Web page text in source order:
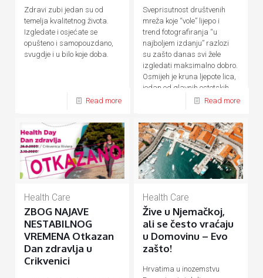
Zdravi zubi jedan su od
temelja kvalitetnog života.
Izgledate i osjećate se
opušteno i samopouzdano,
svugdje i u bilo koje doba.
Read more
Sveprisutnost društvenih
mreža koje “vole” lijepo i
trend fotografiranja “u
najboljem izdanju” razlozi
su zašto danas svi žele
izgledati maksimalno dobro.
Osmijeh je kruna ljepote lica,
jedan od glavnih estetskih
Read more
Health Care
ZBOG NAJAVE
NESTABILNOG
VREMENA Otkazan
Dan zdravlja u
Crikvenici
Health Care
Žive u Njemačkoj,
ali se često vraćaju
u Domovinu – Evo
zašto!
Hrvatima u inozemstvu